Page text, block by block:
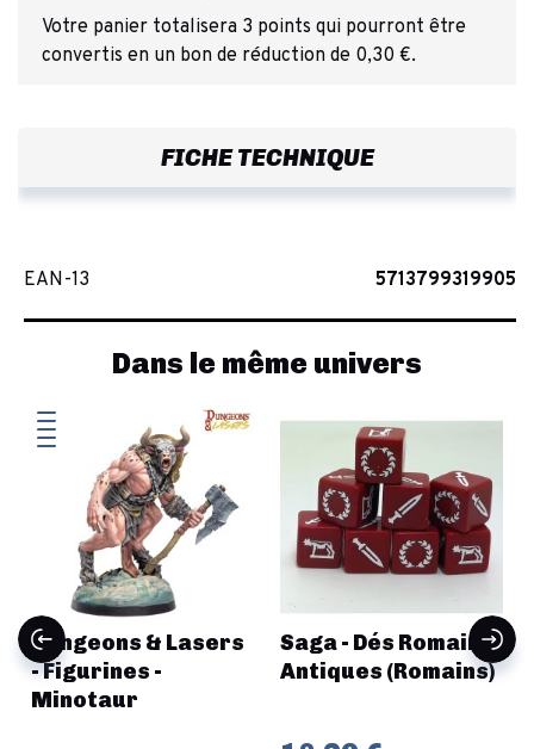
Votre panier totalisera 3 points qui pourront être
convertis en un bon de réduction de 0,30 €.
FICHE TECHNIQUE
EAN-13 5713799319905
Dans le même univers
Dungeons & Lasers
- Figurines -
Minotaur
Saga - Dés Romains
Antiques (Romains)